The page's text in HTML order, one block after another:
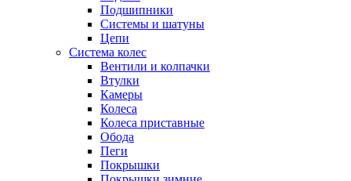
Подшипники
Системы и шатуны
Цепи
Система колес
Вентили и колпачки
Втулки
Камеры
Колеса
Колеса приставные
Обода
Пеги
Покрышки